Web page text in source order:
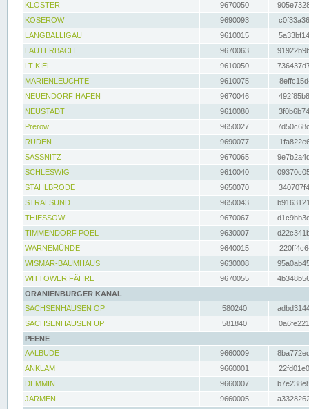
KLOSTER
9670050
KOSEROW
9690093
LANGBALLIGAU
9610015
LAUTERBACH
9670063
LT KIEL
9610050
MARIENLEUCHTE
9610075
NEUENDORF HAFEN
9670046
NEUSTADT
9610080
Prerow
9650027
RUDEN
9690077
SASSNITZ
9670065
SCHLESWIG
9610040
STAHLBRODE
9650070
STRALSUND
9650043
THIESSOW
9670067
TIMMENDORF POEL
9630007
WARNEMÜNDE
9640015
WISMAR-BAUMHAUS
9630008
WITTOWER FÄHRE
9670055
ORANIENBURGER KANAL
SACHSENHAUSEN OP
580240
SACHSENHAUSEN UP
581840
PEENE
AALBUDE
9660009
ANKLAM
9660001
DEMMIN
9660007
JARMEN
9660005